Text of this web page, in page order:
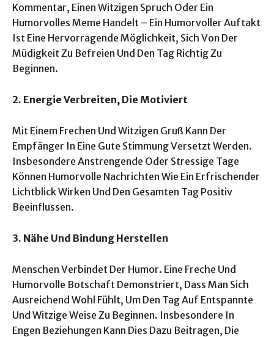
Kommentar, Einen Witzigen Spruch Oder Ein
Humorvolles Meme Handelt – Ein Humorvoller Auftakt
Ist Eine Hervorragende Möglichkeit, Sich Von Der
Müdigkeit Zu Befreien Und Den Tag Richtig Zu
Beginnen.
2. Energie Verbreiten, Die Motiviert
Mit Einem Frechen Und Witzigen Gruß Kann Der
Empfänger In Eine Gute Stimmung Versetzt Werden.
Insbesondere Anstrengende Oder Stressige Tage
Können Humorvolle Nachrichten Wie Ein Erfrischender
Lichtblick Wirken Und Den Gesamten Tag Positiv
Beeinflussen.
3. Nähe Und Bindung Herstellen
Menschen Verbindet Der Humor. Eine Freche Und
Humorvolle Botschaft Demonstriert, Dass Man Sich
Ausreichend Wohl Fühlt, Um Den Tag Auf Entspannte
Und Witzige Weise Zu Beginnen. Insbesondere In
Engen Beziehungen Kann Dies Dazu Beitragen, Die